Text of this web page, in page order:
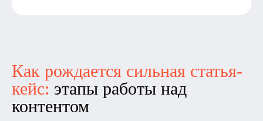
Как рождается сильная статья-
кейс: этапы работы над
контентом